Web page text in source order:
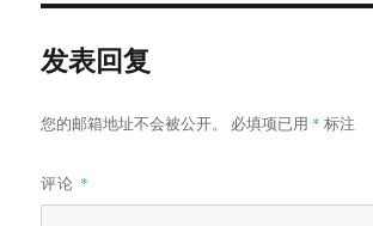
发表回复
您的邮箱地址不会被公开。 必填项已用 * 标注
评论 *